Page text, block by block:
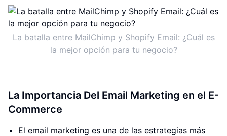
La batalla entre MailChimp y Shopify Email: ¿Cuál es
la mejor opción para tu negocio?
La Importancia Del Email Marketing en el E-
Commerce
El email marketing es una de las estrategias más